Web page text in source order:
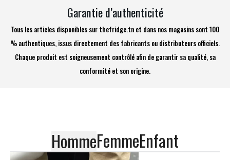
Garantie d’authenticité
Tous les articles disponibles sur thefridge.tn et dans nos magasins sont 100
% authentiques, issus directement des fabricants ou distributeurs officiels.
Chaque produit est soigneusement contrôlé afin de garantir sa qualité, sa
conformité et son origine.
HommeFemmeEnfant